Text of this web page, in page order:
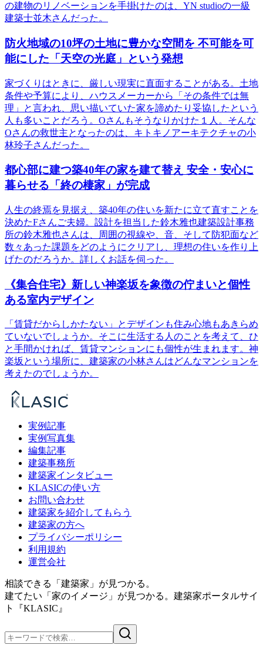
の建物のリノベーションを手掛けたのは、YN studioの一級
建築士並木さんだった。
防火地域の10坪の土地に豊かな空間を 不可能を可
能にした「天空の光庭」という発想
家づくりはときに、厳しい現実に直面することがある。土地
条件や予算により、ハウスメーカーから「その条件では無
理」と言われ、思い描いていた家を諦めたり妥協したという
人も多いことだろう。Oさんもそうなりかけた１人。そんな
Oさんの救世主となったのは、キトキノアーキテクチャの小
林玲子さんだった。
都心部に建つ築40年の家を建て替え 安全・安心に
暮らせる「終の棲家」が完成
人生の終焉を見据え、築40年の住いを新たに立て直すことを
決めたFさんご夫婦。設計を担当した鈴木雅也建築設計事務
所の鈴木雅也さんは、周囲の視線や、音、そして防犯面など
数々あった課題をどのようにクリアし、理想の住いを作り上
げたのだろうか。詳しくお話を伺った。
《集合住宅》新しい神楽坂を象徴の佇まいと個性
ある室内デザイン
「賃貸だからしかたない」とデザインも住み心地もあきらめ
ていないでしょうか。そこに生活する人のことを考えて、ひ
と手間かければ、賃貸マンションにも個性が生まれます。神
楽坂という場所に、建築家の小林さんはどんなマンションを
考えたのでしょうか。
実例記事
実例写真集
編集記事
建築事務所
建築家インタビュー
KLASICの使い方
お問い合わせ
建築家を紹介してもらう
建築家の方へ
プライバシーポリシー
利用規約
運営会社
相談できる「建築家」が見つかる。
建てたい「家のイメージ」が見つかる。 建築家ポータルサイ
ト『KLASIC』